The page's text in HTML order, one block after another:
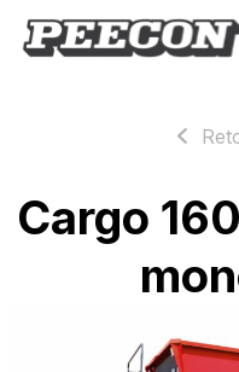
Cargo